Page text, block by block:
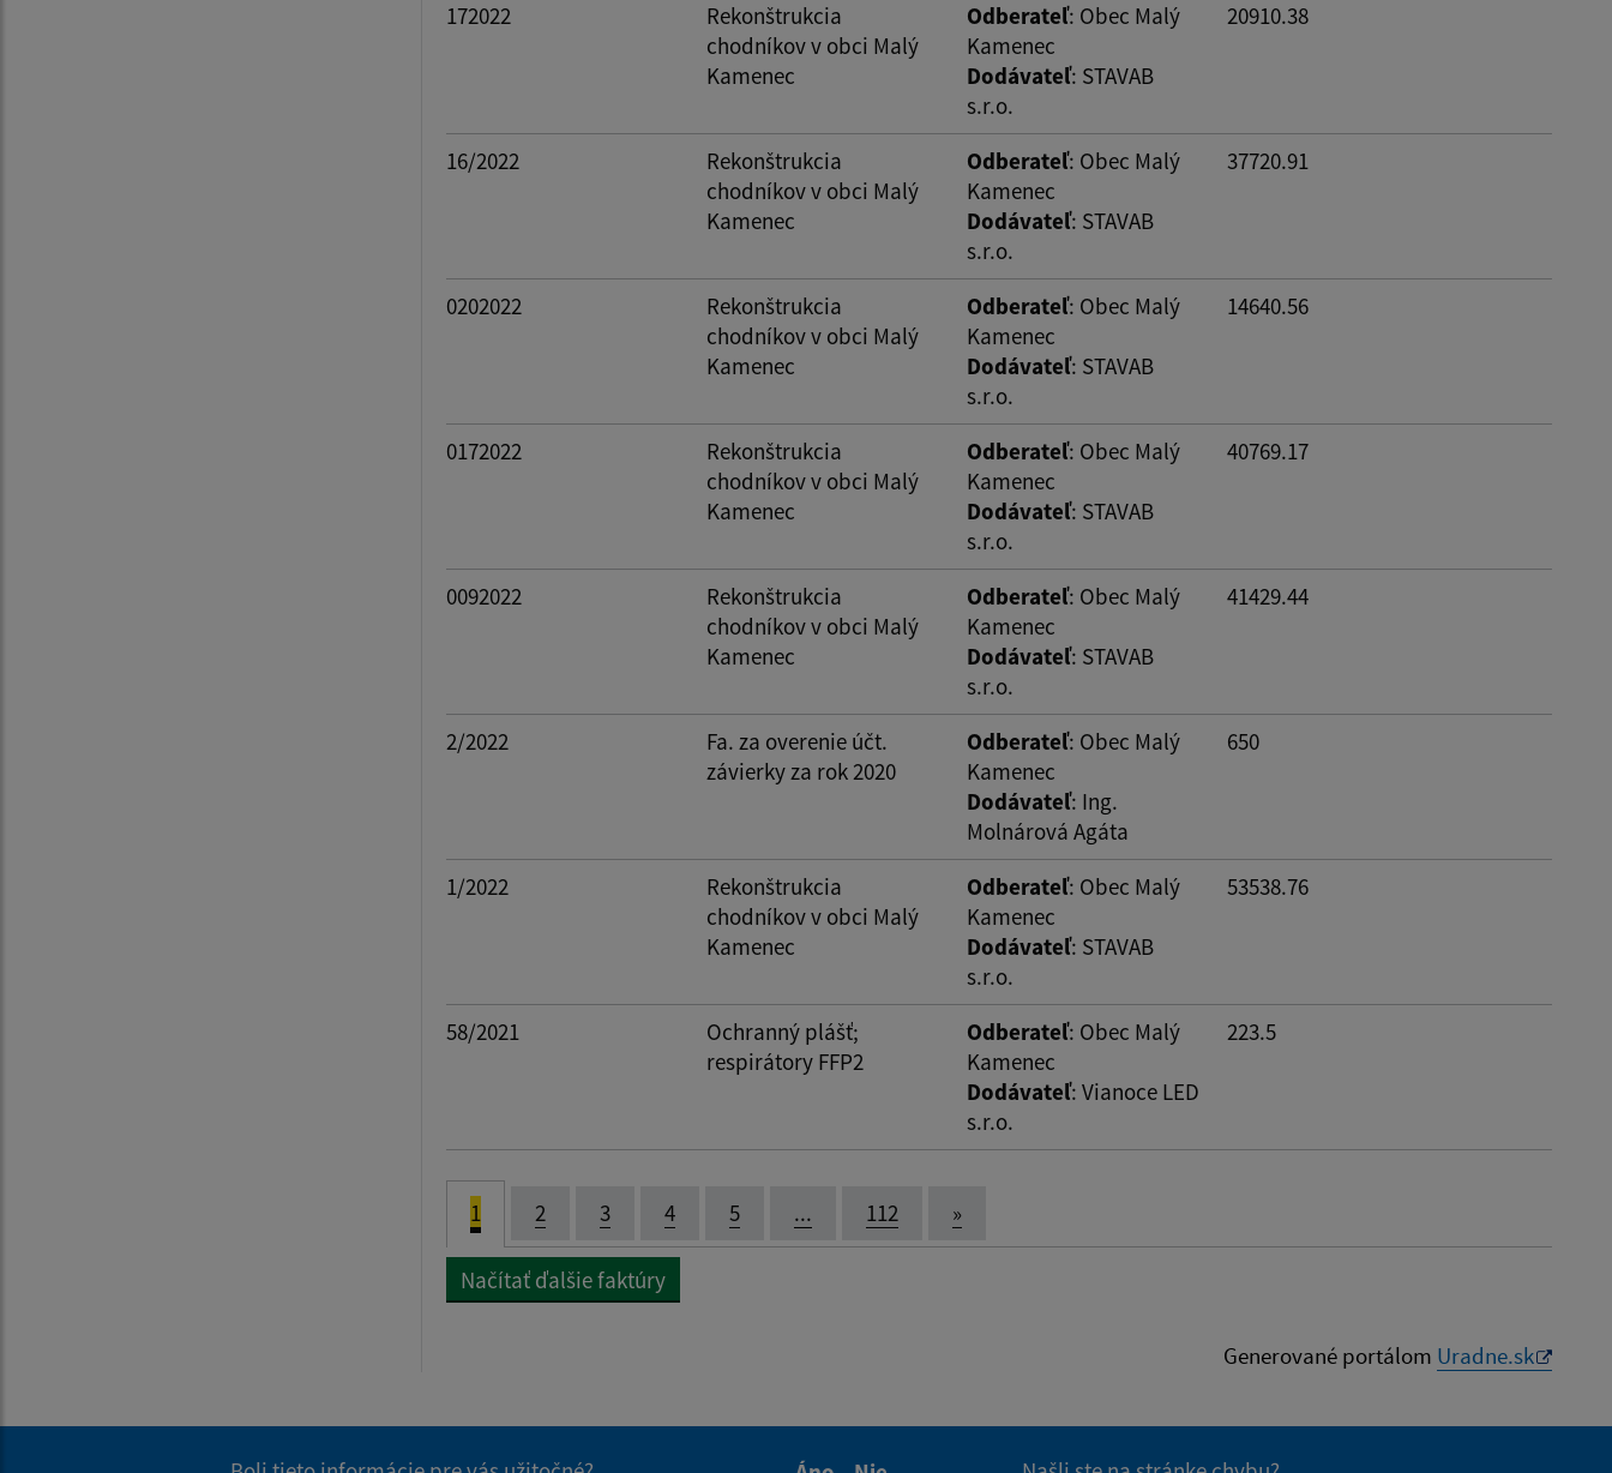
172022
Rekonštrukcia
chodníkov v obci Malý
Kamenec
Odberateľ: Obec Malý
Kamenec
Dodávateľ: STAVAB
s.r.o.
20910.38
16/2022
Rekonštrukcia
chodníkov v obci Malý
Kamenec
Odberateľ: Obec Malý
Kamenec
Dodávateľ: STAVAB
s.r.o.
37720.91
0202022
Rekonštrukcia
chodníkov v obci Malý
Kamenec
Odberateľ: Obec Malý
Kamenec
Dodávateľ: STAVAB
s.r.o.
14640.56
0172022
Rekonštrukcia
chodníkov v obci Malý
Kamenec
Odberateľ: Obec Malý
Kamenec
Dodávateľ: STAVAB
s.r.o.
40769.17
0092022
Rekonštrukcia
chodníkov v obci Malý
Kamenec
Odberateľ: Obec Malý
Kamenec
Dodávateľ: STAVAB
s.r.o.
41429.44
2/2022
Fa. za overenie účt.
závierky za rok 2020
Odberateľ: Obec Malý
Kamenec
Dodávateľ: Ing.
Molnárová Agáta
650
1/2022
Rekonštrukcia
chodníkov v obci Malý
Kamenec
Odberateľ: Obec Malý
Kamenec
Dodávateľ: STAVAB
s.r.o.
53538.76
58/2021
Ochranný plášť;
respirátory FFP2
Odberateľ: Obec Malý
Kamenec
Dodávateľ: Vianoce LED
s.r.o.
223.5
1 2 3 4 5 ... 112 »
Načítať ďalšie faktúry
Generované portálom Uradne.sk